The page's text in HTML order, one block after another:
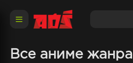
Все аниме жанра